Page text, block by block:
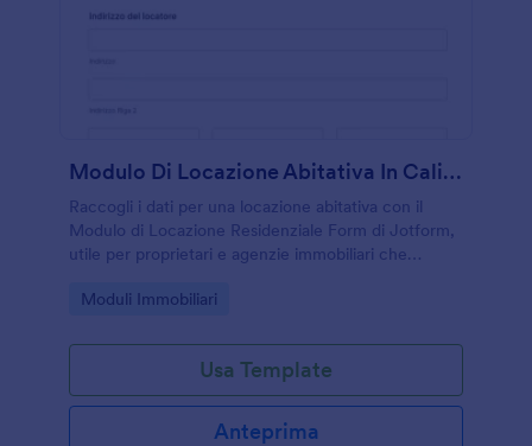
Modulo Di Locazione Abitativa In California
Raccogli i dati per una locazione abitativa con il
Modulo di Locazione Residenziale Form di Jotform,
utile per proprietari e agenzie immobiliari che
modulo online.
Go to Category:
Moduli Immobiliari
Usa Template
Anteprima